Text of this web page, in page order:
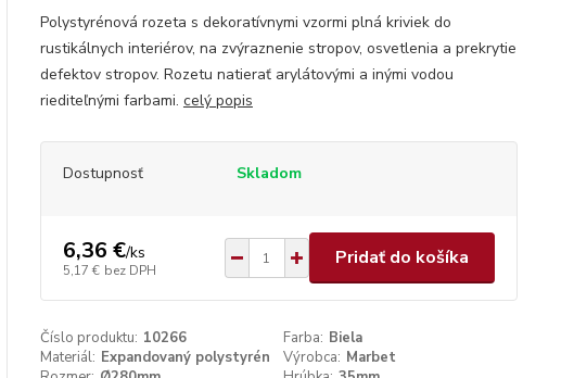
Polystyrénová rozeta s dekoratívnymi vzormi plná kriviek do
rustikálnych interiérov, na zvýraznenie stropov, osvetlenia a prekrytie
defektov stropov. Rozetu natierať arylátovými a inými vodou
riediteľnými farbami. celý popis
Dostupnosť Skladom
6,36 €/ks
5,17 € bez DPH
Pridať do košíka
Číslo produktu: 10266 Farba: Biela
Materiál: Expandovaný polystyrén Výrobca: Marbet